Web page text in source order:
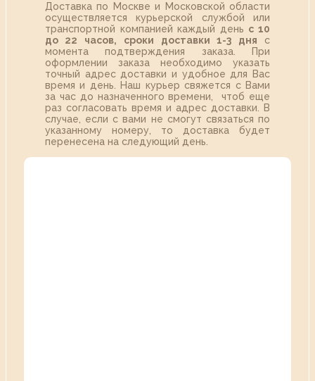
Доставка по Москве и Московской области
осуществляется курьерской службой или
транспортной компанией каждый день с 10
до 22 часов,
сроки доставки 1-3 дня с
момента подтверждения заказа. При
оформлении заказа необходимо указать
точный адрес доставки и удобное для Вас
время и день. Наш курьер свяжется с Вами
за час до назначенного времени, чтоб еще
раз согласовать время и адрес доставки. В
случае, если с вами не смогут связаться по
указанному номеру, то доставка будет
перенесена на следующий день.